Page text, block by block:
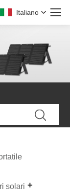
Italiano
solari